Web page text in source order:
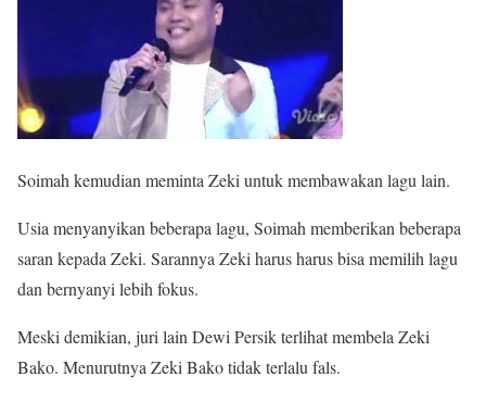
Soimah kemudian meminta Zeki untuk membawakan lagu lain.
Usia menyanyikan beberapa lagu, Soimah memberikan beberapa
saran kepada Zeki. Sarannya Zeki harus harus bisa memilih lagu
dan bernyanyi lebih fokus.
Meski demikian, juri lain Dewi Persik terlihat membela Zeki
Bako. Menurutnya Zeki Bako tidak terlalu fals.